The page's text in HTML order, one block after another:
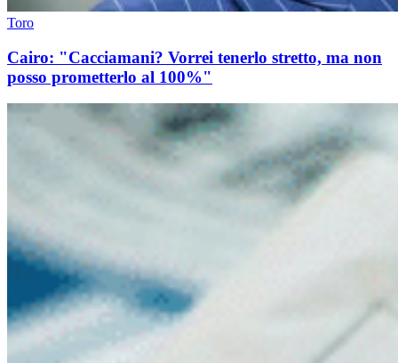
Toro
Cairo: "Cacciamani? Vorrei tenerlo stretto, ma non
posso prometterlo al 100%"